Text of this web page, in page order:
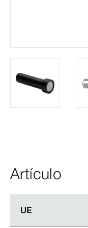
Artículo
UE
UE